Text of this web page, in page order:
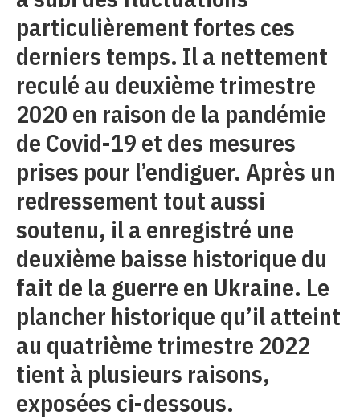
particulièrement fortes ces
derniers temps. Il a nettement
reculé au deuxième trimestre
2020 en raison de la pandémie
de Covid-19 et des mesures
prises pour l’endiguer. Après un
redressement tout aussi
soutenu, il a enregistré une
deuxième baisse historique du
fait de la guerre en Ukraine. Le
plancher historique qu’il atteint
au quatrième trimestre 2022
tient à plusieurs raisons,
exposées ci-dessous.